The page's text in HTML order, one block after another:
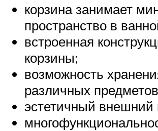
корзина занимает
пространство в
встроенная
корзины;
возможность
различных
эстетичный внешний